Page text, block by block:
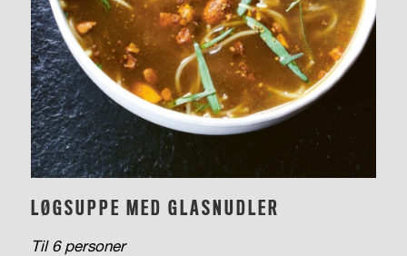
LØGSUPPE MED GLASNUDLER
Til 6 personer